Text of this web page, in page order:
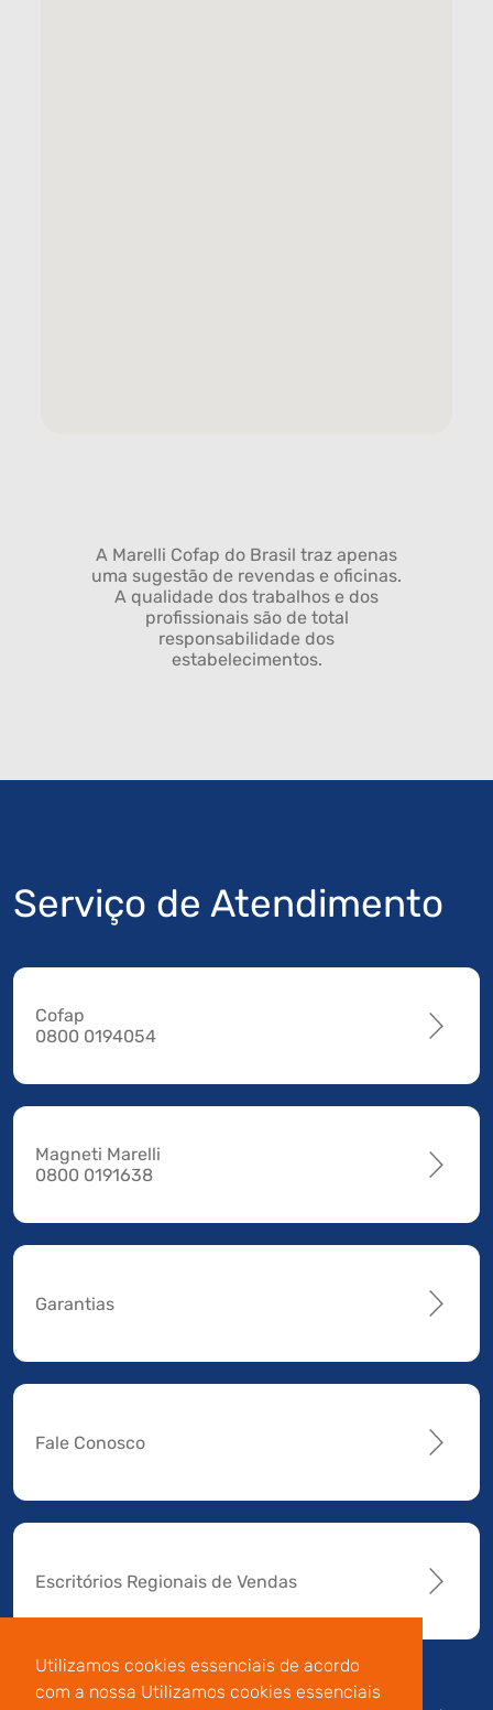
Utilizamos cookies essenciais de acordo
com a nossa Utilizamos cookies essenciais
A Marelli Cofap do Brasil traz apenas
uma sugestão de revendas e oficinas.
A qualidade dos trabalhos e dos
profissionais são de total
responsabilidade dos
estabelecimentos.
Serviço de Atendimento
Cofap
0800 0194054
Magneti Marelli
0800 0191638
Garantias
Fale Conosco
Escritórios Regionais de Vendas